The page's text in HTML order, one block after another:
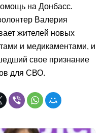
на Донбасс.
Валерия
жителей новых
и медикаментами, и
свое признание
для СВО.